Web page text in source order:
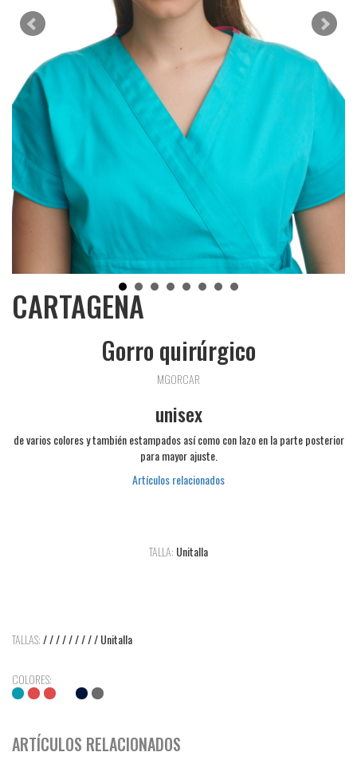
CARTAGENA
Gorro quirúrgico
MGORCAR
unisex
de varios colores y también estampados así como con lazo en la parte posterior
para mayor ajuste.
Artículos relacionados
TALLA: Unitalla
TALLAS:/ / / / / / / / / Unitalla
COLORES:
ARTÍCULOS RELACIONADOS